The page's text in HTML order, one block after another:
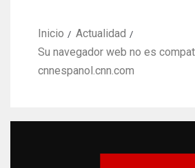
Inicio
Actualidad
Su navegador web no es
cnnespanol.cnn.com